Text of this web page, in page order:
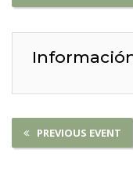
PREVIOUS EVENT